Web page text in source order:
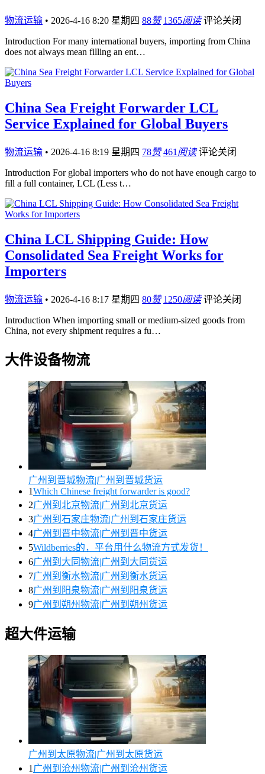
物流运输 • 2026-4-16 8:20 星期四 88赞 1365阅读 评论关闭
Introduction For many international buyers, importing from China
does not always mean filling an ent…
China Sea Freight Forwarder LCL
Service Explained for Global Buyers
物流运输 • 2026-4-16 8:19 星期四 78赞 461 阅读 评论关闭
Introduction For global importers who do not have enough cargo to
fill a full container, LCL (Less t…
China LCL Shipping Guide: How
Consolidated Sea Freight Works for
Importers
物流运输 • 2026-4-16 8:17 星期四 80赞 1250阅读 评论关闭
Introduction When importing small or medium-sized goods from
China, not every shipment requires a fu…
大件设备物流
广州到晋城物流|广州到晋城货运
1Which Chinese freight forwarder is good?
2广州到北京物流|广州到北京货运
3广州到石家庄物流|广州到石家庄货运
4广州到晋中物流|广州到晋中货运
5Wildberries的，平台用什么物流方式发货！
6广州到大同物流|广州到大同货运
7广州到衡水物流|广州到衡水货运
8广州到阳泉物流|广州到阳泉货运
9广州到朔州物流|广州到朔州货运
超大件运输
广州到太原物流|广州到太原货运
1 广州到沧州物流|广州到沧州货运